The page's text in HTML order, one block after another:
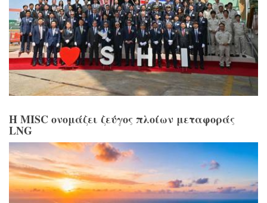
Η MISC ονομάζει ζεύγος πλοίων μεταφοράς
LNG